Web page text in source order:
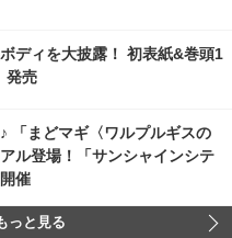
ディを大披露！ 初表紙&巻頭1
発売
「まどマギ〈ワルプルギスの
ル登場！「サンシャインシテ
催
っと見る